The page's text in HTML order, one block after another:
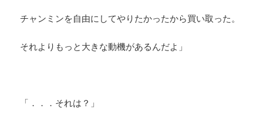
チャンミンを自由にしてやりたかったから買い取った。
それよりもっと大きな動機があるんだよ」
「．．．それは？」